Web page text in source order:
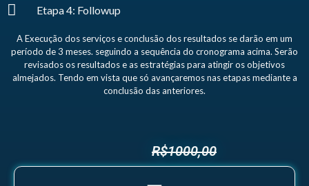
Etapa 4: Followup
A Execução dos serviços e conclusão dos resultados se darão em um
período de 3 meses. seguindo a sequência do cronograma acima. Serão
revisados os resultados e as estratégias para atingir os objetivos
almejados. Tendo em vista que só avançaremos nas etapas mediante a
conclusão das anteriores.
R$1000,00